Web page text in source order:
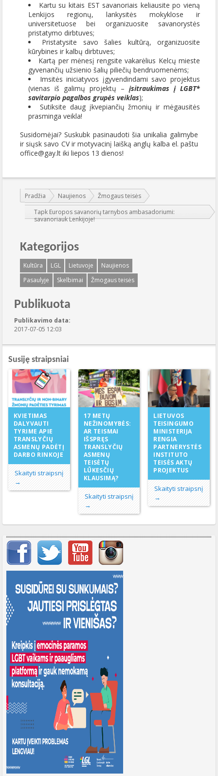
Kartu su kitais EST savanoriais keliausite po vieną
Lenkijos regionų, lankysitės mokyklose ir
universitetuose bei organizuosite savanorystės
pristatymo dirbtuves;
Pristatysite savo šalies kultūrą, organizuosite
kūrybines ir kalbų dirbtuves;
Kartą per mėnesį rengsite vakarėlius Kelcų mieste
gyvenančių užsienio šalių piliečių bendruomenėms;
Imsitės iniciatyvos įgyvendindami savo projektus
(vienas iš galimų projektų – įsitraukimas į LGBT*
savitarpio pagalbos grupės veiklas);
Sutiksite daug įkvepiančių žmonių ir mėgausitės
prasminga veikla!
Susidomėjai? Suskubk pasinaudoti šia unikalia galimybe
ir siųsk savo CV ir motyvacinį laišką anglų kalba el. paštu
office@gay.lt iki liepos 13 dienos!
Jūs esate čia:
Pradžia Naujienos
Žmogaus teisės
Tapk Europos savanorių tarnybos ambasadoriumi:
savanoriauk Lenkijoje!
Kategorijos
Kultūra LGL Lietuvoje
Naujienos
Pasaulyje
Skelbimai Žmogaus teisės
Publikuota
Publikavimo data:
2017-07-05 12:03
Susiję straipsniai
KVIETIMAS
DALYVAUTI
TYRIME APIE
TRANSLYČIŲ
ASMENŲ PADĖTĮ
DARBO RINKOJE
Skaityti straipsnį
→
17 METŲ
NEŽINOMYBĖS:
AR TEISMAI
IŠSPRĘS
TRANSLYČIŲ
ASMENŲ
TEISĖTŲ
LŪKESČIŲ
KLAUSIMĄ?
Skaityti straipsnį
→
LIETUVOS
TEISINGUMO
MINISTERIJA
RENGIA
PARTNERYSTĖS
INSTITUTO
TEISĖS AKTŲ
PROJEKTUS
Skaityti straipsnį
→
Svarbių įrašų meniu